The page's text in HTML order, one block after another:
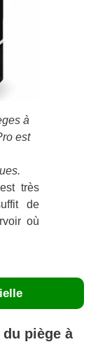
à
est
très
de
où
piège à